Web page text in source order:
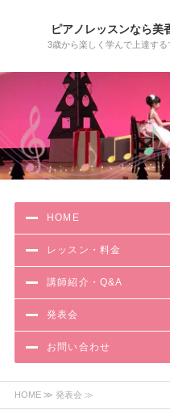
ピアノレッスンなら美
3歳から楽しく学んで上達す
HOME
レッスン・料金
講師紹介・Q&A
発表会
お問い合わせ
HOME≫ 発表会 ≫